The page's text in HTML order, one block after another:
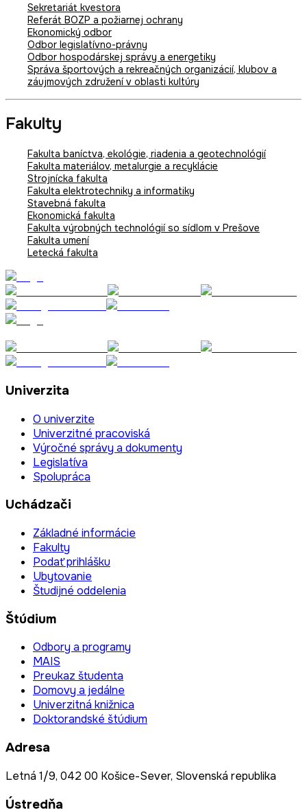
Sekretariát kvestora
Referát BOZP a požiarnej ochrany
Ekonomický odbor
Odbor legislatívno-právny
Odbor hospodárskej správy a energetiky
Správa športových a rekreačných organizácií, klubov a
záujmových združení v oblasti kultúry
Fakulty
Fakulta baníctva, ekológie, riadenia a geotechnológií
Fakulta materiálov, metalurgie a recyklácie
Strojnícka fakulta
Fakulta elektrotechniky a informatiky
Stavebná fakulta
Ekonomická fakulta
Fakulta výrobných technológií so sídlom v Prešove
Fakulta umení
Letecká fakulta
Univerzita
O univerzite
Univerzitné pracoviská
Výročné správy a dokumenty
Legislatíva
Spolupráca
Uchádzači
Základné informácie
Fakulty
Podať prihlášku
Ubytovanie
Študijné oddelenia
Štúdium
Odbory a programy
MAIS
Preukaz študenta
Domovy a jedálne
Univerzitná knižnica
Doktorandské štúdium
Adresa
Letná 1/9, 042 00 Košice-Sever, Slovenská republika
Ústredňa